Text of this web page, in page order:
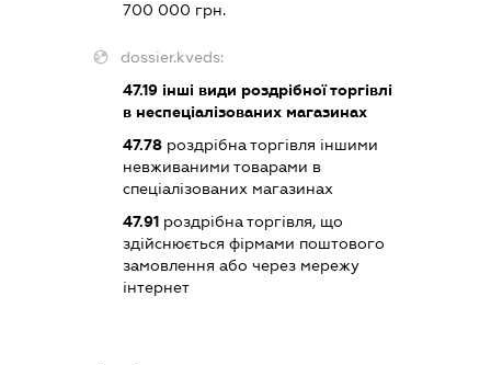
700 000 грн.
dossier.kveds:
47.19 інші види роздрібної торгівлі
в неспеціалізованих магазинах
47.78 роздрібна торгівля іншими
невживаними товарами в
спеціалізованих магазинах
47.91 роздрібна торгівля, що
здійснюється фірмами поштового
замовлення або через мережу
інтернет